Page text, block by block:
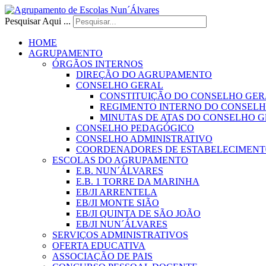
Pesquisar Aqui ...
HOME
AGRUPAMENTO
ÓRGÃOS INTERNOS
DIREÇÃO DO AGRUPAMENTO
CONSELHO GERAL
CONSTITUIÇÃO DO CONSELHO
REGIMENTO INTERNO DO
MINUTAS DE ATAS DO CONSELHO
CONSELHO PEDAGÓGICO
CONSELHO ADMINISTRATIVO
COORDENADORES DE
ESCOLAS DO AGRUPAMENTO
E.B. NUN´ÁLVARES
E.B. 1 TORRE DA MARINHA
EB/JI ARRENTELA
EB/JI MONTE SIÃO
EB/JI QUINTA DE SÃO JOÃO
EB/JI NUN´ÁLVARES
SERVIÇOS ADMINISTRATIVOS
OFERTA EDUCATIVA
ASSOCIAÇÃO DE PAIS